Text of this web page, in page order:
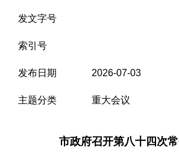
发文字号
索引号
发布日期 2026-07-03
主题分类 重大会议
市政府召开第八十四次